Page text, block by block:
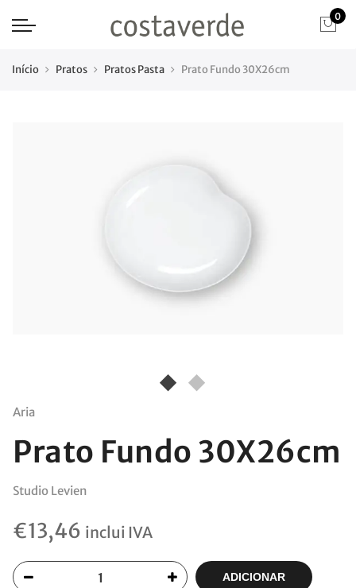
0
Início Pratos Pratos Pasta Prato Fundo 30X26cm
Aria
Prato Fundo 30X26cm
Studio Levien
€13,46 inclui IVA
ADICIONAR